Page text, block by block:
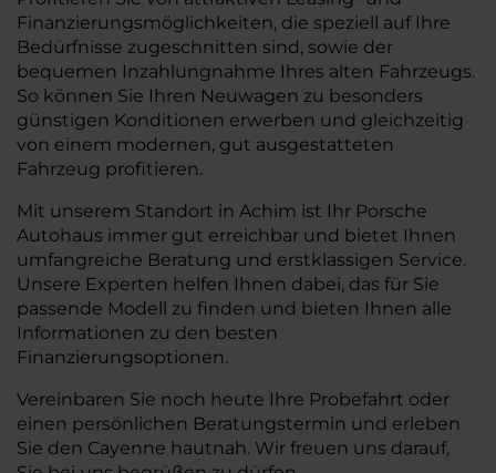
Finanzierungsmöglichkeiten, die speziell auf Ihre
Bedürfnisse zugeschnitten sind, sowie der
bequemen Inzahlungnahme Ihres alten Fahrzeugs.
So können Sie Ihren Neuwagen zu besonders
günstigen Konditionen erwerben und gleichzeitig
von einem modernen, gut ausgestatteten
Fahrzeug profitieren.
Mit unserem Standort in Achim ist Ihr Porsche
Autohaus immer gut erreichbar und bietet Ihnen
umfangreiche Beratung und erstklassigen Service.
Unsere Experten helfen Ihnen dabei, das für Sie
passende Modell zu finden und bieten Ihnen alle
Informationen zu den besten
Finanzierungsoptionen.
Vereinbaren Sie noch heute Ihre Probefahrt oder
einen persönlichen Beratungstermin und erleben
Sie den Cayenne hautnah. Wir freuen uns darauf,